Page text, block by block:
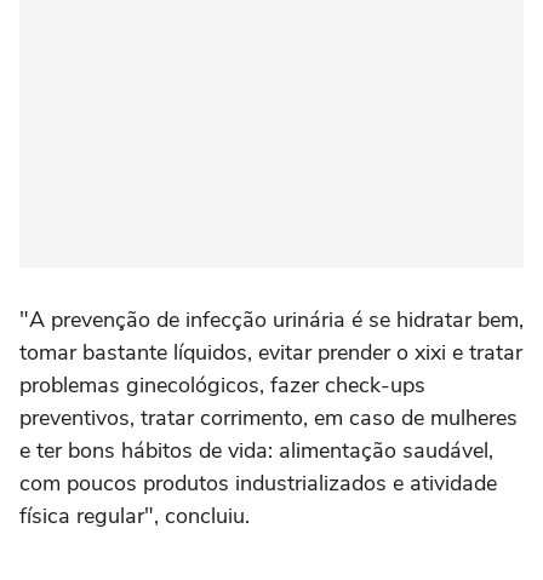
"A prevenção de infecção urinária é se hidratar bem,
tomar bastante líquidos, evitar prender o xixi e tratar
problemas ginecológicos, fazer check-ups
preventivos, tratar corrimento, em caso de mulheres
e ter bons hábitos de vida: alimentação saudável,
com poucos produtos industrializados e atividade
física regular", concluiu.